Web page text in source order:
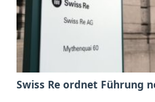
Swiss Re ordnet Führung